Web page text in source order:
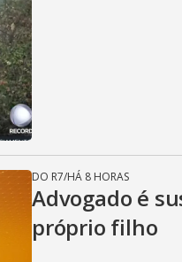
DO R7/HÁ 8 HORAS
Advogado é
próprio filho